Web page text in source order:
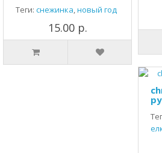
Теги: снежинка,новый год
15.00 р.